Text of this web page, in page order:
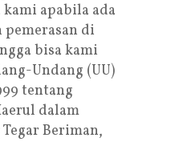
apabila ada
pemerasan di
bisa kami
Undang (UU)
tentang
dalam
Beriman,